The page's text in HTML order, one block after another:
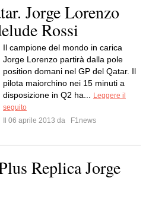
Jorge Lorenzo
Rossi
Il campione del mondo in carica
Jorge Lorenzo partirà dalla pole
position domani nel GP del Qatar. Il
pilota maiorchino nei 15 minuti a
disposizione in Q2 ha...
Leggere il
seguito
Il 06 aprile 2013 da
F1news
Replica Jorge